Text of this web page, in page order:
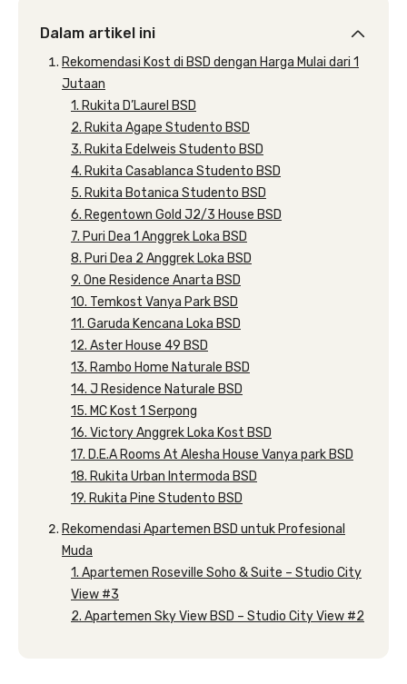
Dalam artikel ini
Rekomendasi Kost di BSD dengan Harga Mulai dari 1
Jutaan
1. Rukita D’Laurel BSD
2. Rukita Agape Studento BSD
3. Rukita Edelweis Studento BSD
4. Rukita Casablanca Studento BSD
5. Rukita Botanica Studento BSD
6. Regentown Gold J2/3 House BSD
7. Puri Dea 1 Anggrek Loka BSD
8. Puri Dea 2 Anggrek Loka BSD
9. One Residence Anarta BSD
10. Temkost Vanya Park BSD
11. Garuda Kencana Loka BSD
12. Aster House 49 BSD
13. Rambo Home Naturale BSD
14. J Residence Naturale BSD
15. MC Kost 1 Serpong
16. Victory Anggrek Loka Kost BSD
17. D.E.A Rooms At Alesha House Vanya park BSD
18. Rukita Urban Intermoda BSD
19. Rukita Pine Studento BSD
Rekomendasi Apartemen BSD untuk Profesional
Muda
1. Apartemen Roseville Soho & Suite – Studio City
View #3
2. Apartemen Sky View BSD – Studio City View #2